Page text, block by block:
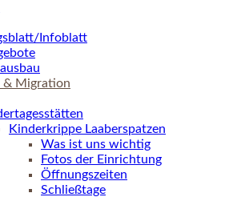
Infoblatt
& Migration
Kinderkrippe Laaberspatzen
Was ist uns wichtig
Fotos der Einrichtung
Öffnungszeiten
Schließtage